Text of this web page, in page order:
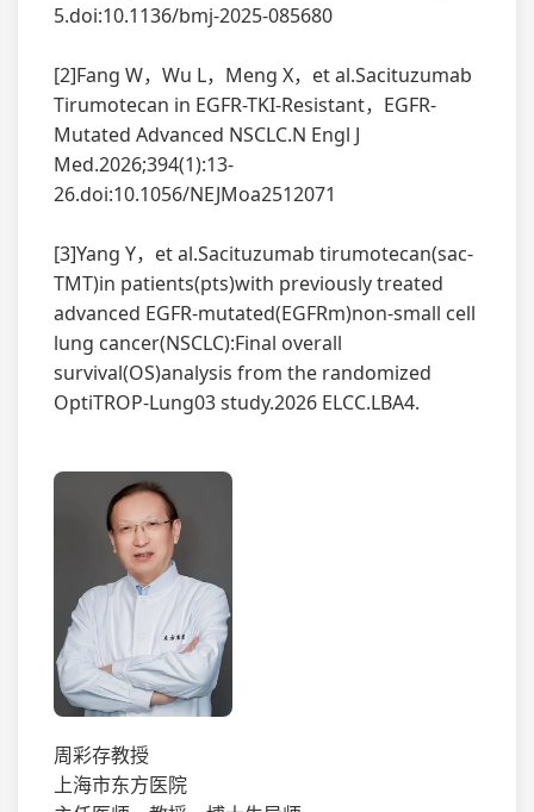
5.doi:10.1136/bmj-2025-085680
[2]Fang W，Wu L，Meng X，et al.Sacituzumab
Tirumotecan in EGFR-TKI-Resistant，EGFR-
Mutated Advanced NSCLC.N Engl J
Med.2026;394(1):13-
26.doi:10.1056/NEJMoa2512071
[3]Yang Y，et al.Sacituzumab tirumotecan(sac-
TMT)in patients(pts)with previously treated
advanced EGFR-mutated(EGFRm)non-small cell
lung cancer(NSCLC):Final overall
survival(OS)analysis from the randomized
OptiTROP-Lung03 study.2026 ELCC.LBA4.
周彩存教授
上海市东方医院